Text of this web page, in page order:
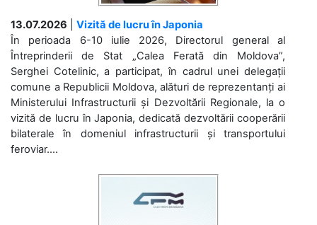
13.07.2026
Vizită de lucru în Japonia
În perioada 6-10 iulie 2026, Directorul general al
Întreprinderii de Stat „Calea Ferată din Moldova”,
Serghei Cotelinic, a participat, în cadrul unei delegații
comune a Republicii Moldova, alături de reprezentanți ai
Ministerului Infrastructurii și Dezvoltării Regionale, la o
vizită de lucru în Japonia, dedicată dezvoltării cooperării
bilaterale în domeniul infrastructurii și transportului
feroviar....